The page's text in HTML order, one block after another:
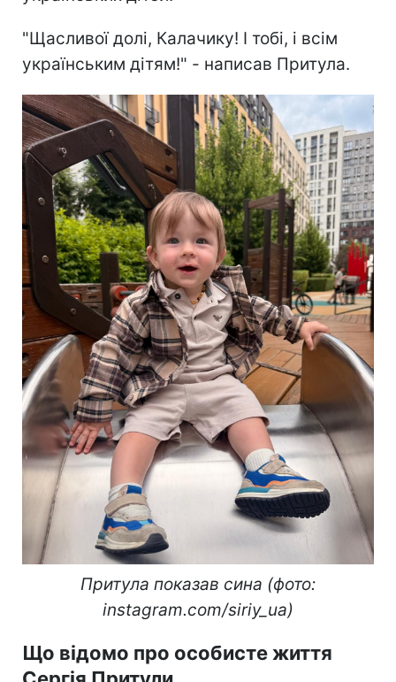
"Щасливої долі, Калачику! І тобі, і всім
українським дітям!" - написав Притула.
Притула показав сина (фото:
instagram.com/siriy_ua)
Що відомо про особисте життя